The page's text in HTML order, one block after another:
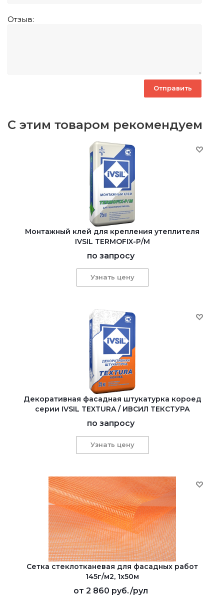
Отзыв:
С этим товаром рекомендуем
Монтажный клей для крепления утеплителя
IVSIL TERMOFIX-Р/М
по запросу
Узнать цену
Декоративная фасадная штукатурка короед
серии IVSIL TEXTURA / ИВСИЛ ТЕКСТУРА
по запросу
Узнать цену
Сетка стеклотканевая для фасадных работ
145г/м2, 1х50м
от 2 860 руб./рул